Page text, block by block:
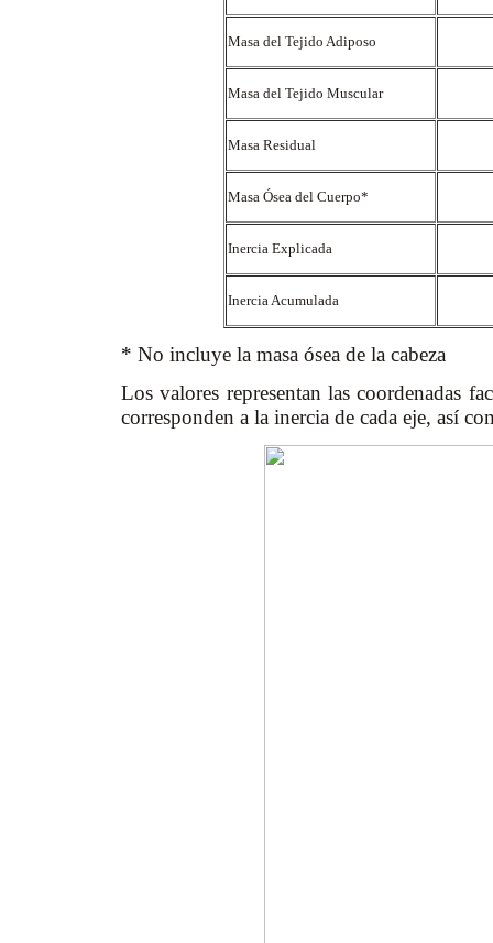
Masa del Tejido Adiposo
Masa del Tejido Muscular
Masa Residual
Masa Ósea del Cuerpo*
Inercia Explicada
Inercia Acumulada
* No incluye la masa ósea de la cabeza
Los valores representan las coordenadas
corresponden a la inercia de cada eje, así